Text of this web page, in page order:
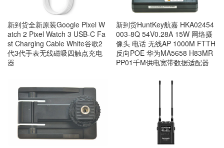
新到货全新原装Google Pixel W
atch 2 Pixel Watch 3 USB-C Fa
st Charging Cable White谷歌2
代3代手表无线磁吸四触点充电
器
新到货HuntKey航嘉 HKA02454
003-8Q 54V0.28A 15W 网络摄
像头 电话 无线AP 1000M FTTH
反向POE 华为MA5658 H83MR
PP01千M供电宽带数据适配器